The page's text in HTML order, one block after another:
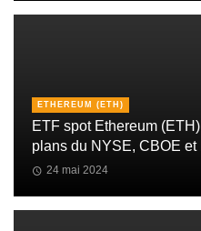
ETHEREUM (ETH)
ETF spot Ethereum
plans du NYSE, CBOE et
24 mai 2024